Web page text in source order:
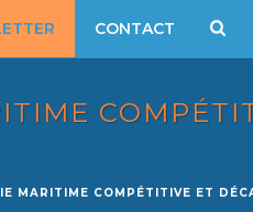
CONTACT
MARITIME COMPÉTITIVE ET